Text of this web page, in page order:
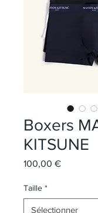
Boxers
KITSUNE
100,00 €Prix
Taille *